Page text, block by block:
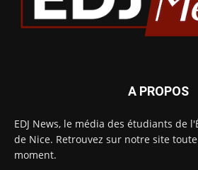
A PROPOS
EDJ News, le média des étudiants de
de Nice. Retrouvez sur notre site
moment.